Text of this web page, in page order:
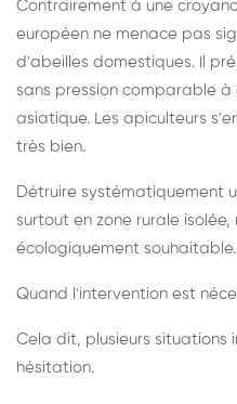
Contrairement à une
européen ne menace pas
d'abeilles domestiques. Il
sans pression comparable
asiatique. Les apiculteurs
très bien.
Détruire systématiquement
surtout en zone rurale isolée,
écologiquement souhaitable.
Quand l'intervention est
Cela dit, plusieurs situations
hésitation.